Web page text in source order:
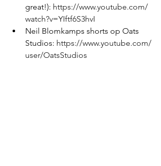
great!): https://www.youtube.com/
watch?v=YIftf6S3hvI
Neil Blomkamps shorts op Oats
Studios: https://www.youtube.com/
user/OatsStudios